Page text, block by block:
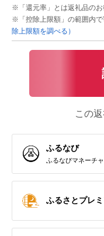
※「還元率」とは返礼品の
※「控除上限額」の範囲内
除上限額を調べる）
この
ふるなび
ふるなびマネーチ
ふるさとプレ